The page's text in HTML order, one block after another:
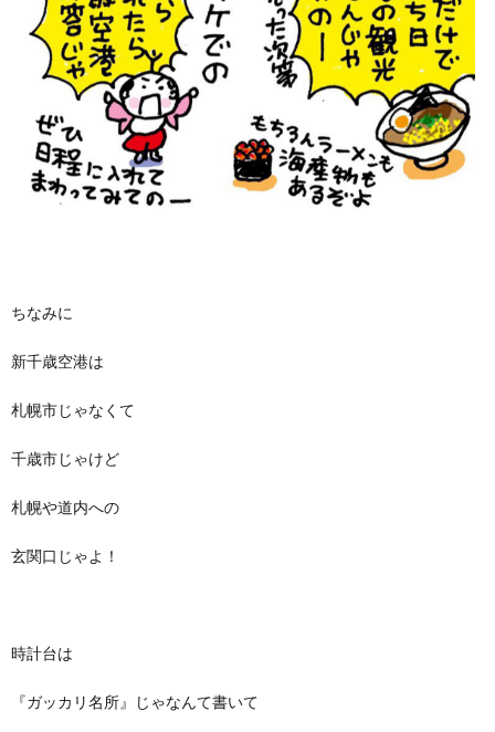
ちなみに
新千歳空港は
札幌市じゃなくて
千歳市じゃけど
札幌や道内への
玄関口じゃよ！
時計台は
『ガッカリ名所』じゃなんて書いて